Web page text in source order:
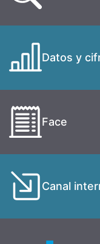
Datos y
Face
Canal